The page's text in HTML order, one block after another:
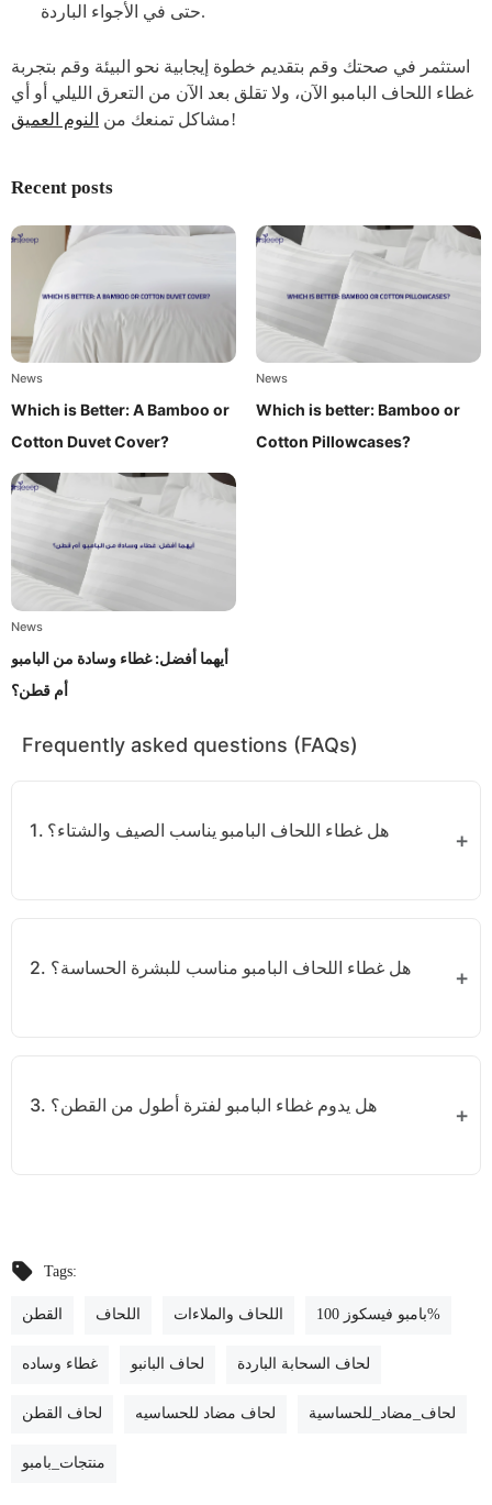
حتى في الأجواء الباردة.
استثمر في صحتك وقم بتقديم خطوة إيجابية نحو البيئة وقم بتجربة
غطاء اللحاف البامبو الآن، ولا تقلق بعد الآن من التعرق الليلي أو أي
مشاكل تمنعك من النوم العميق !
Recent posts
News
Which is Better: A Bamboo or
Cotton Duvet Cover?
News
Which is better: Bamboo or
Cotton Pillowcases?
News
أيهما أفضل: غطاء وسادة من البامبو
أم قطن؟
Frequently asked questions (FAQs)
1. هل غطاء اللحاف البامبو يناسب الصيف والشتاء؟
2. هل غطاء اللحاف البامبو مناسب للبشرة الحساسة؟
3. هل يدوم غطاء البامبو لفترة أطول من القطن؟
Tags:
القطن اللحاف اللحاف والملاءات بامبو فيسكوز 100%
غطاء وساده لحاف البانبو لحاف السحابة الباردة
لحاف القطن لحاف مضاد للحساسيه لحاف_مضاد_للحساسية
منتجات_بامبو